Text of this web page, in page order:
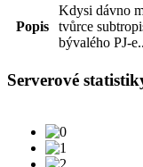
Popis
Kdysi dávno
tvůrce
bývalého PJ-
Serverové